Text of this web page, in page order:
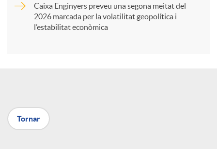
a
Caixa Enginyers preveu una segona meitat del
2026 marcada per la volatilitat geopolítica i
l’estabilitat econòmica
Tornar